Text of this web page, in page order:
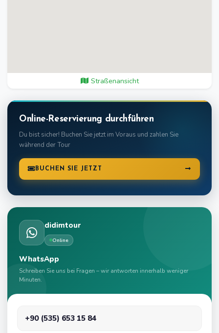
Straßenansicht
Online-Reservierung durchführen
Du bist sicher! Buchen Sie jetzt im Voraus und zahlen Sie
während der Tour
BUCHEN SIE JETZT
didimtour
Online
WhatsApp
Schreiben Sie uns bei Fragen – wir antworten innerhalb weniger
Minuten.
+90 (535) 653 15 84